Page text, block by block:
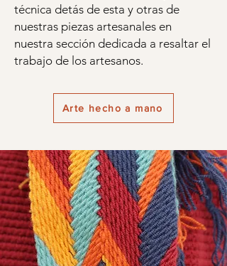
técnica detás de esta y otras de
nuestras piezas artesanales en
nuestra sección dedicada a resaltar el
trabajo de los artesanos.
Arte hecho a mano